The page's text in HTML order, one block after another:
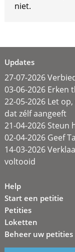
niet.
Updates
27-07-2026
03-06-2026
22-05-2026 Let
dat zélf aangeeft
21-04-2026 Steun
02-04-2026 Geef
14-03-2026
voltooid
Help
Start een petitie
Petities
Loketten
Beheer uw petities